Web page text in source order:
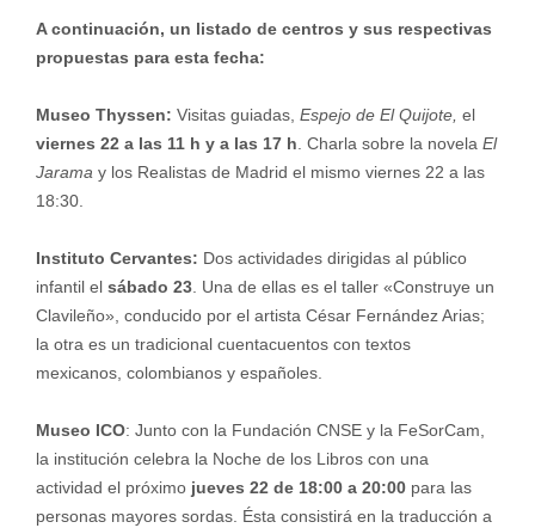
A continuación, un listado de centros y sus respectivas
propuestas para esta fecha:
Museo Thyssen: Visitas guiadas, Espejo de El Quijote, el
viernes 22 a las 11 h y a las 17 h . Charla sobre la novela El
Jarama y los Realistas de Madrid el mismo viernes 22 a las
18:30.
Instituto Cervantes: Dos actividades dirigidas al público
infantil elsábado 23. Una de ellas es el taller «Construye un
Clavileño», conducido por el artista César Fernández Arias;
la otra es un tradicional cuentacuentos con textos
mexicanos, colombianos y españoles.
Museo ICO: Junto con la Fundación CNSE y la FeSorCam,
la institución celebra la Noche de los Libros con una
actividad el próximo jueves 22 de 18:00 a 20:00para las
personas mayores sordas. Ésta consistirá en la traducción a